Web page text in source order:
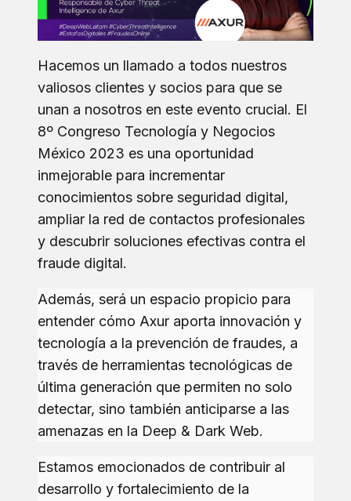
Hacemos un llamado a todos nuestros
valiosos clientes y socios para que se
unan a nosotros en este evento crucial. El
8º Congreso Tecnología y Negocios
México 2023 es una oportunidad
inmejorable para incrementar
conocimientos sobre seguridad digital,
ampliar la red de contactos profesionales
y descubrir soluciones efectivas contra el
fraude digital.
Además, será un espacio propicio para
entender cómo Axur aporta innovación y
tecnología a la prevención de fraudes, a
través de herramientas tecnológicas de
última generación que permiten no solo
detectar, sino también anticiparse a las
amenazas en la Deep & Dark Web.
Estamos emocionados de contribuir al
desarrollo y fortalecimiento de la